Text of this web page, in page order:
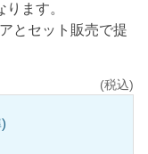
ます。
とセット販売で提
(税込)